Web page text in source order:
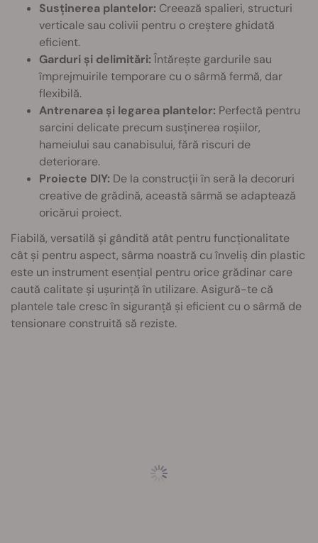
Susținerea plantelor: Creează spalieri, structuri
verticale sau colivii pentru o creștere ghidată
eficient.
Garduri și delimitări: Întărește gardurile sau
împrejmuirile temporare cu o sârmă fermă, dar
flexibilă.
Antrenarea și legarea plantelor: Perfectă pentru
sarcini delicate precum susținerea roșiilor,
hameiului sau canabisului, fără riscuri de
deteriorare.
Proiecte DIY: De la construcții în seră la decoruri
creative de grădină, această sârmă se adaptează
oricărui proiect.
Fiabilă, versatilă și gândită atât pentru funcționalitate
cât și pentru aspect, sârma noastră cu înveliș din plastic
este un instrument esențial pentru orice grădinar care
caută calitate și ușurință în utilizare. Asigură-te că
plantele tale cresc în siguranță și eficient cu o sârmă de
tensionare construită să reziste.